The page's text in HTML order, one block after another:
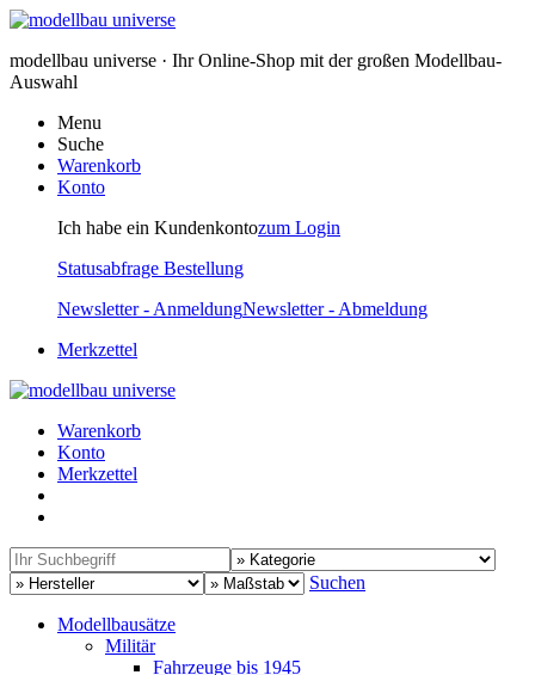
modellbau universe · Ihr Online-Shop mit der großen Modellbau-
Auswahl
Menu
Suche
Warenkorb
Konto
Ich habe ein Kundenkontozum Login
Statusabfrage Bestellung
Newsletter - AnmeldungNewsletter - Abmeldung
Merkzettel
Warenkorb
Konto
Merkzettel
Suchen
Modellbausätze
Militär
Fahrzeuge bis 1945